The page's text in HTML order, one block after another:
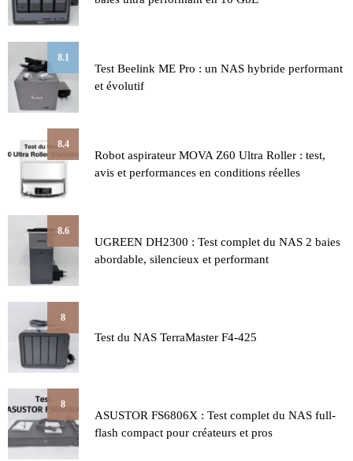
8.1
Test Beelink ME Pro : un NAS hybride performant
et évolutif
8.4
Robot aspirateur MOVA Z60 Ultra Roller : test,
avis et performances en conditions réelles
8.6
UGREEN DH2300 : Test complet du NAS 2 baies
abordable, silencieux et performant
8
Test du NAS TerraMaster F4-425
8
ASUSTOR FS6806X : Test complet du NAS full-
flash compact pour créateurs et pros